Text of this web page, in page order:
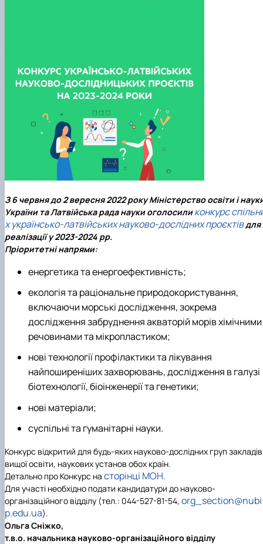
З 6 червня до 2 вересня 2022 року Міністерство освіти і
України та Латвійська рада науки оголосиликонкурс
х українсько-латвійських науково-дослідних проєктівдля
реалізації у 2023-2024 рр.
Пріоритетні напрями:
енергетика та енергоефективність;
екологія та раціональне природокористування,
включаючи морські дослідження, зокрема
дослідження забруднення акваторій морів хімічними
речовинами та мікропластиком;
нові технології профілактики та лікування
найпоширеніших захворювань, дослідження в галузі
біотехнології, біоінженерії та генетики;
нові матеріали;
суспільні та гуманітарні науки.
Конкурс відкритий для будь-яких науково-дослідних груп закладів
вищої освіти, наукових установ обох країн.
Детально про Конкурс на сторінці МОН.
Для участі необхідно подати кандидатури до науково-
організаційного відділу (тел.: 044-527-81-54, org_section@nubi
p.edu.ua).
Ольга Сніжко,
т.в.о. начальника науково-організаційного відділу